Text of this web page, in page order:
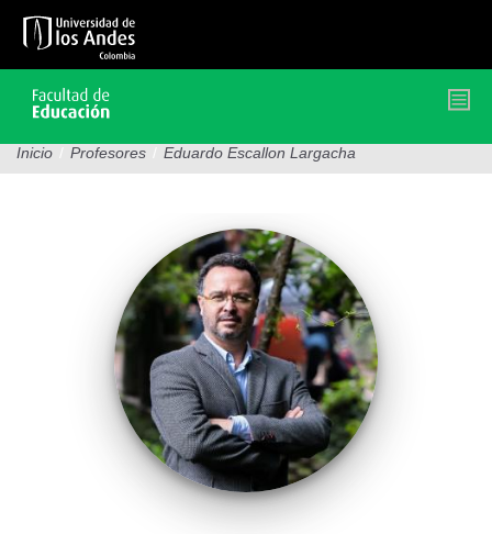
contenido
Inicio / Profesores / Eduardo Escallon Largacha